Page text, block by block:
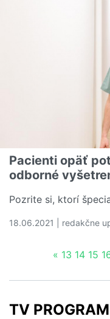
Pacienti opäť
odborné
Pozrite si, ktorí
18.06.2021 | redakčne
« 13 14 15
TV PROGRAM